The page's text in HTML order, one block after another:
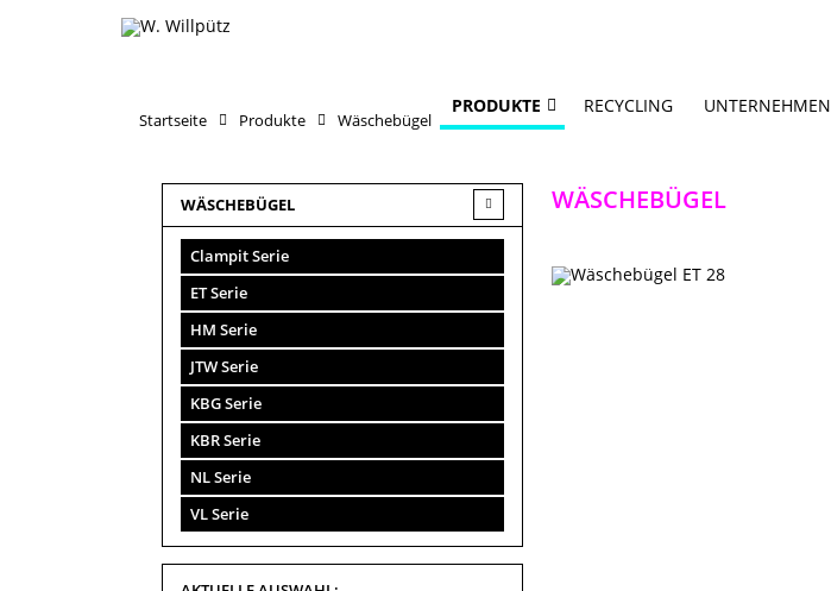
PRODUKTE RECYCLING UNTERNEHMEN
Startseite Produkte Wäschebügel
WÄSCHEBÜGEL
WÄSCHEBÜGEL
Clampit Serie
ET Serie
HM Serie
JTW Serie
KBG Serie
KBR Serie
NL Serie
VL Serie